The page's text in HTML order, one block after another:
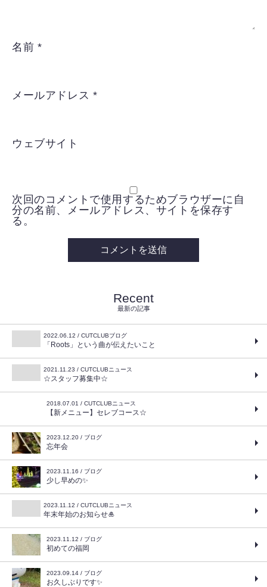
名前 *
メールアドレス *
ウェブサイト
次回のコメントで使用するためブラウザーに自
分の名前、メールアドレス、サイトを保存す
る。
Recent
最新の記事
2022.06.12 / CUTCLUBブログ
「Roots」という曲が伝えたいこと
2021.11.23 / CUTCLUBニュース
☆スタッフ募集中☆
2018.07.01 / CUTCLUBニュース
【新メニュー】セレブコース☆
2023.12.20 / ブログ
忘年会
2023.11.16 / ブログ
少し早めの✨
2023.11.12 / CUTCLUBニュース
年末年始のお知らせ🎍
2023.11.12 / ブログ
初めての福岡
2023.09.14 / ブログ
お久しぶりです✨